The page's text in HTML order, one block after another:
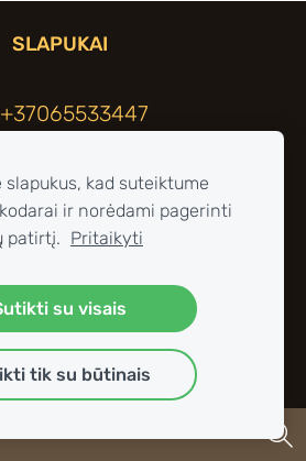
SLAPUKAI
slapukus, kad suteiktume
ir norėdami pagerinti
patirtį. Pritaikyti
su visais
tik su būtinais